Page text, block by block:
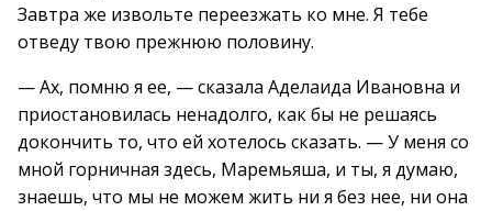
Завтра же извольте переезжать ко мне. Я тебе
отведу твою прежнюю половину.
— Ах, помню я ее, — сказала Аделаида Ивановна и
приостановилась ненадолго, как бы не решаясь
докончить то, что ей хотелось сказать. — У меня со
мной горничная здесь, Маремьяша, и ты, я думаю,
знаешь, что мы не можем жить ни я без нее, ни она